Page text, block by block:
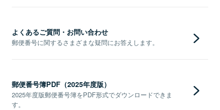
よくあるご質問・お問い合わせ
郵便番号に関するさまざまな疑問にお答えします。
郵便番号簿PDF（2025年度版）
2025年度版郵便番号簿をPDF形式でダウンロードできま
す。